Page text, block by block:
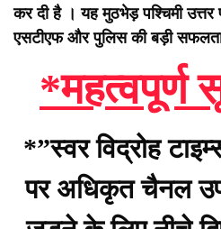
कर दी है ।यह मुठभेड़ पश्चिमी
एसटीएफ और पुलिस की बड़ी सफलता
*महत्वपूर्ण
*”स्वर विद्रोह
पर अधिकृत चैनल